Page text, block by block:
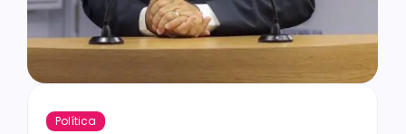
Política